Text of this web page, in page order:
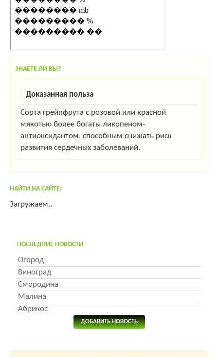
ЗНАЕТЕ ЛИ ВЫ?
Доказанная польза
Сорта грейпфрута с розовой или красной
мякотью более богаты ликопеном-
антиоксидантом, способным снижать риск
развития сердечных заболеваний.
НАЙТИ НА САЙТЕ:
Загружаем..
ПОСЛЕДНИЕ НОВОСТИ
Огород
Виноград
Смородина
Малина
Абрикос
ДОБАВИТЬ НОВОСТЬ